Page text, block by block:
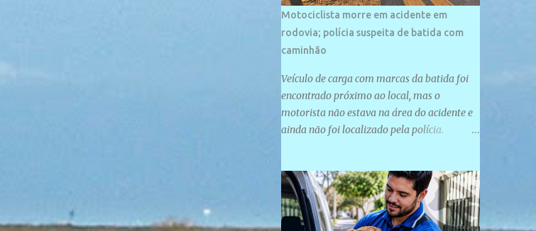
1996. Com arquitetura moderna,...
Motociclista morre em acidente em
rodovia; polícia suspeita de batida com
caminhão
Veículo de carga com marcas da batida foi
encontrado próximo ao local, mas o
motorista não estava na área do acidente e
ainda não foi localizado pela polícia.
Divulgação/PMPI João Pedro de Sousa
Santos morreu na manhã desta sexta-feira
(31) em um acidente na PI-247, na zona